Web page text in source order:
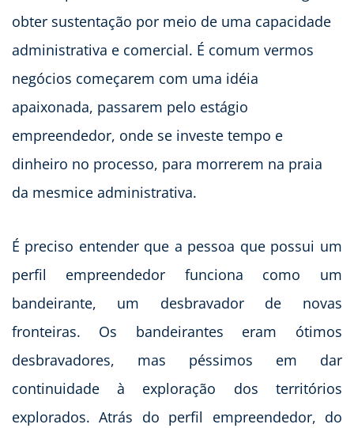
obter sustentação por meio de uma capacidade
administrativa e comercial. É comum vermos
negócios começarem com uma idéia
apaixonada, passarem pelo estágio
empreendedor, onde se investe tempo e
dinheiro no processo, para morrerem na praia
da mesmice administrativa.
É preciso entender que a pessoa que possui um
perfil empreendedor funciona como um
bandeirante, um desbravador de novas
fronteiras. Os bandeirantes eram ótimos
desbravadores, mas péssimos em dar
continuidade à exploração dos territórios
explorados. Atrás do perfil empreendedor, do